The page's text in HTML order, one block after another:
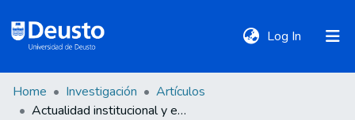
Log In (current)
DeustoTeka
Home Investigación
Artículos
Actualidad institucional y económica de España en el marco de la Unión Europea (junio 2023)